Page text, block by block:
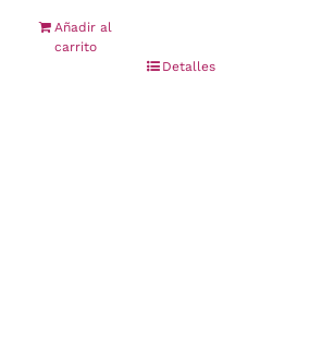
Añadir al
carrito
Detalles